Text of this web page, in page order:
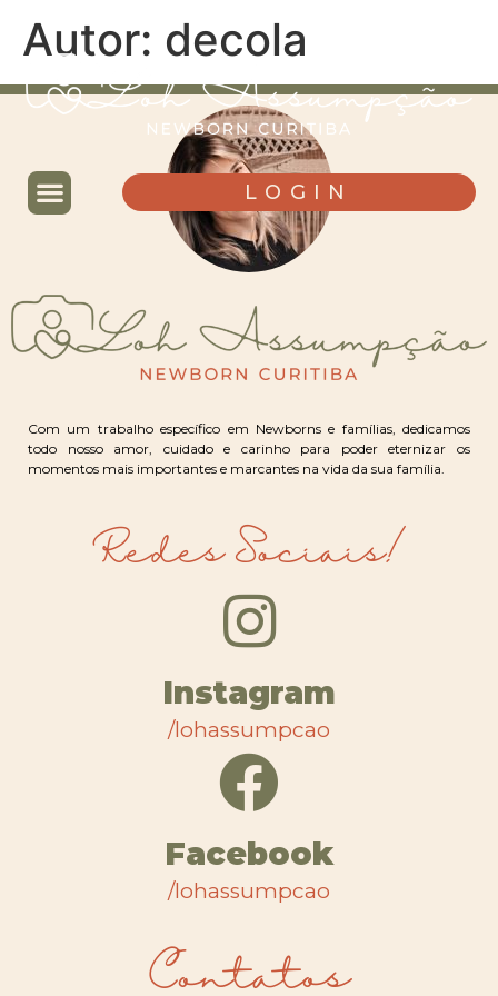
LOGIN
Autor: decola
Com um trabalho específico em Newborns e famílias, dedicamos
todo nosso amor, cuidado e carinho para poder eternizar os
momentos mais importantes e marcantes na vida da sua família.
Redes Sociais!
Instagram
/lohassumpcao
Facebook
/lohassumpcao
Contatos